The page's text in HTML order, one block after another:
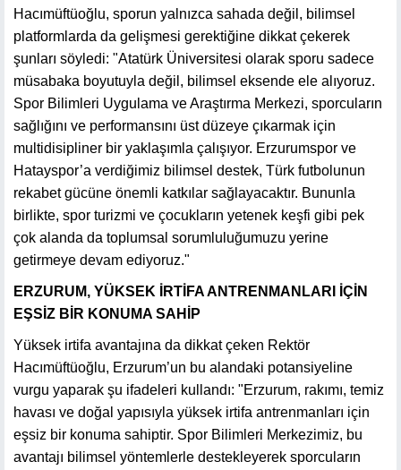
Hacımüftüoğlu, sporun yalnızca sahada değil, bilimsel
platformlarda da gelişmesi gerektiğine dikkat çekerek
şunları söyledi: "Atatürk Üniversitesi olarak sporu sadece
müsabaka boyutuyla değil, bilimsel eksende ele alıyoruz.
Spor Bilimleri Uygulama ve Araştırma Merkezi, sporcuların
sağlığını ve performansını üst düzeye çıkarmak için
multidisipliner bir yaklaşımla çalışıyor. Erzurumspor ve
Hatayspor’a verdiğimiz bilimsel destek, Türk futbolunun
rekabet gücüne önemli katkılar sağlayacaktır. Bununla
birlikte, spor turizmi ve çocukların yetenek keşfi gibi pek
çok alanda da toplumsal sorumluluğumuzu yerine
getirmeye devam ediyoruz."
ERZURUM, YÜKSEK İRTİFA ANTRENMANLARI İÇİN
EŞSİZ BİR KONUMA SAHİP
Yüksek irtifa avantajına da dikkat çeken Rektör
Hacımüftüoğlu, Erzurum’un bu alandaki potansiyeline
vurgu yaparak şu ifadeleri kullandı: "Erzurum, rakımı, temiz
havası ve doğal yapısıyla yüksek irtifa antrenmanları için
eşsiz bir konuma sahiptir. Spor Bilimleri Merkezimiz, bu
avantajı bilimsel yöntemlerle destekleyerek sporcuların